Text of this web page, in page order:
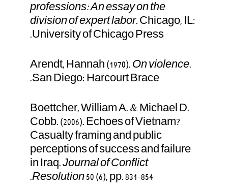
professions: An essay on the
division of expert labor. Chicago, IL:
University of Chicago Press.
Arendt, Hannah (1970). On violence.
San Diego: Harcourt Brace.
Boettcher, William A. & Michael D.
Cobb. (2006). Echoes of Vietnam?
Casualty framing and public
perceptions of success and failure
in Iraq.Journal of Conflict
Resolution50 (6), pp. 831–854.